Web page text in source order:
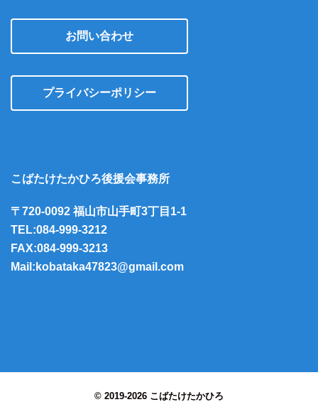
お問い合わせ
プライバシーポリシー
こばたけたかひろ後援会事務所
〒720-0092 福山市山手町3丁目1-1
TEL:084-999-3212
FAX:084-999-3213
Mail:kobataka47823@gmail.com
© 2019-2026 こばたけたかひろ